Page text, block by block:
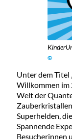
©
Unter dem Titel
Willkommen im
Welt der
Superhelden,
Spannende
Besucherinnen